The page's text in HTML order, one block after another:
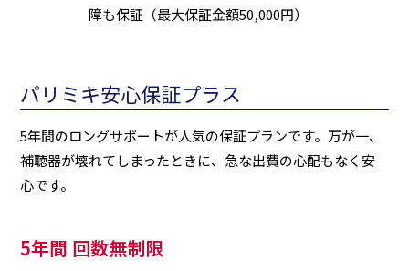
障も保証（最大保証金額50,000円）
パリミキ安心保証プラス
5年間のロングサポートが人気の保証プランです。万が一、
補聴器が壊れてしまったときに、急な出費の心配もなく安
心です。
5年間 回数無制限